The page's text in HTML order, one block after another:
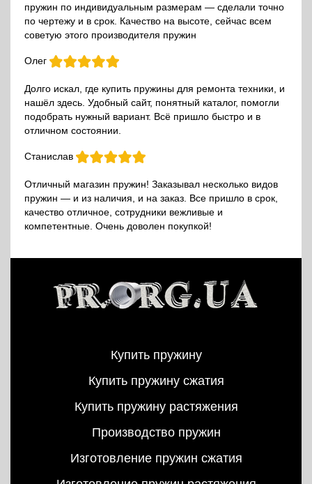
пружин по индивидуальным размерам — сделали точно
по чертежу и в срок. Качество на высоте, сейчас всем
советую этого производителя пружин
Олег
Долго искал, где купить пружины для ремонта техники, и
нашёл здесь. Удобный сайт, понятный каталог, помогли
подобрать нужный вариант. Всё пришло быстро и в
отличном состоянии.
Станислав
Отличный магазин пружин! Заказывал несколько видов
пружин — и из наличия, и на заказ. Все пришло в срок,
качество отличное, сотрудники вежливые и
компетентные. Очень доволен покупкой!
Купить пружину
Купить пружину сжатия
Купить пружину растяжения
Производство пружин
Изготовление пружин сжатия